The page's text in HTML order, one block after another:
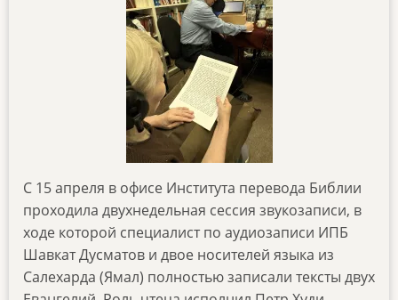
С 15 апреля в офисе Института перевода Библии
проходила двухнедельная сессия звукозаписи, в
ходе которой специалист по аудиозаписи ИПБ
Шавкат Дусматов и двое носителей языка из
Салехарда (Ямал) полностью записали тексты двух